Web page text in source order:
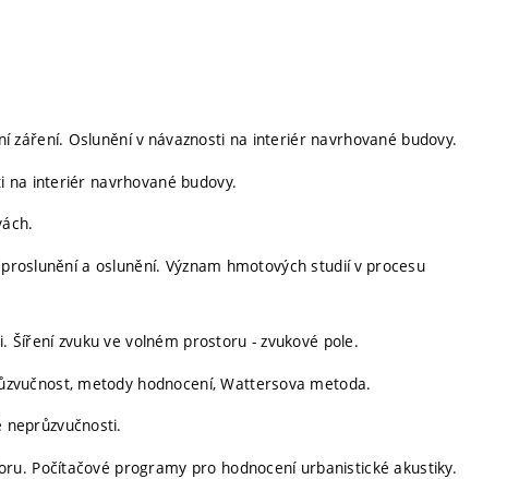
záření. Oslunění v návaznosti na interiér navrhované budovy.
na interiér navrhované budovy.
a oslunění. Význam hmotových studií v procesu
Šíření zvuku ve volném prostoru - zvukové pole.
metody hodnocení, Wattersova metoda.
neprůzvučnosti.
Počítačové programy pro hodnocení urbanistické akustiky.